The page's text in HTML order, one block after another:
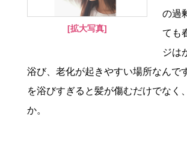
[拡大写真]
の過
ても
ジは
浴び、老化が起きやすい場所なんで
を浴びすぎると髪が傷むだけでなく
か。